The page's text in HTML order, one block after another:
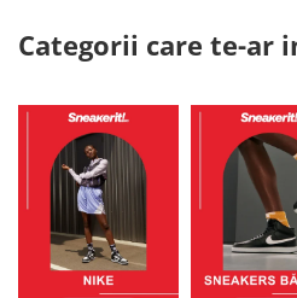
Categorii care te-ar